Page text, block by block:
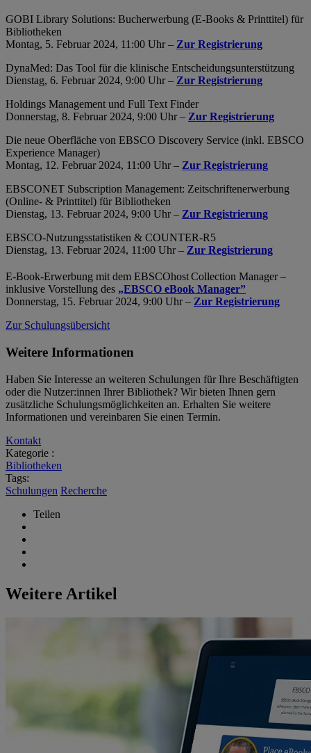
GOBI Library Solutions: Bucherwerbung (E-Books & Printtitel) für
Bibliotheken
Montag, 5. Februar 2024, 11:00 Uhr – Zur Registrierung
DynaMed: Das Tool für die klinische Entscheidungsunterstützung
Dienstag, 6. Februar 2024, 9:00 Uhr – Zur Registrierung
Holdings Management und Full Text Finder
Donnerstag, 8. Februar 2024, 9:00 Uhr – Zur Registrierung
Die neue Oberfläche von EBSCO Discovery Service (inkl. EBSCO
Experience Manager)
Montag, 12. Februar 2024, 11:00 Uhr – Zur Registrierung
EBSCONET Subscription Management: Zeitschriftenerwerbung
(Online- & Printtitel) für Bibliotheken
Dienstag, 13. Februar 2024, 9:00 Uhr – Zur Registrierung
EBSCO-Nutzungsstatistiken & COUNTER-R5
Dienstag, 13. Februar 2024, 11:00 Uhr – Zur Registrierung
E-Book-Erwerbung mit dem EBSCOhostCollection Manager –
inklusive Vorstellung des „EBSCO eBook Manager”
Donnerstag, 15. Februar 2024, 9:00 Uhr – Zur Registrierung
Zur Schulungsübersicht
Weitere Informationen
Haben Sie Interesse an weiteren Schulungen für Ihre Beschäftigten
oder die Nutzer:innen Ihrer Bibliothek? Wir bieten Ihnen gern
zusätzliche Schulungsmöglichkeiten an. Erhalten Sie weitere
Informationen und vereinbaren Sie einen Termin.
Kontakt
Kategorie :
Bibliotheken
Tags:
Schulungen Recherche
Teilen
Weitere Artikel